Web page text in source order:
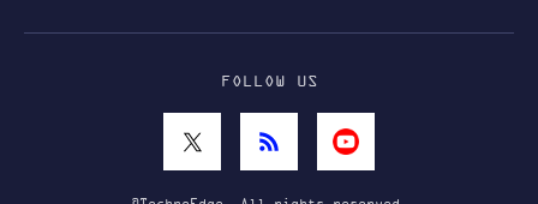
FOLLOW US